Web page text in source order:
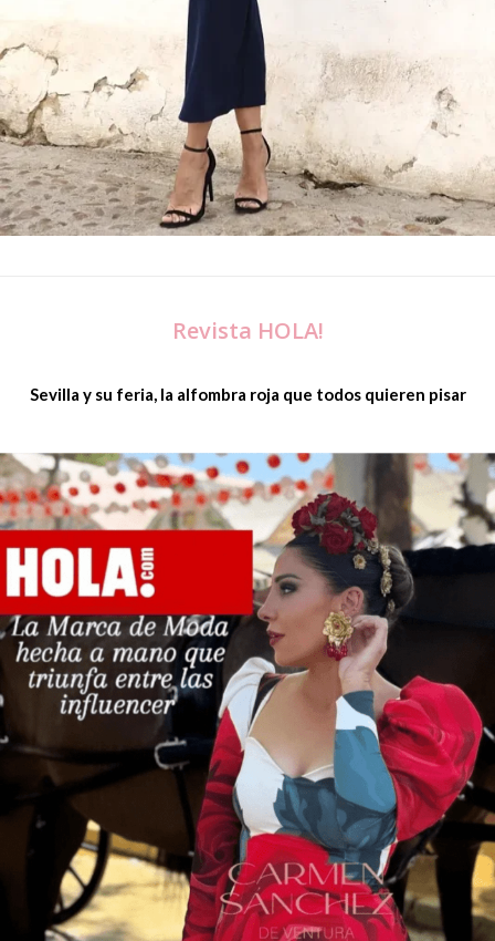
Revista HOLA!
Sevilla y su feria, la alfombra roja que todos quieren pisar